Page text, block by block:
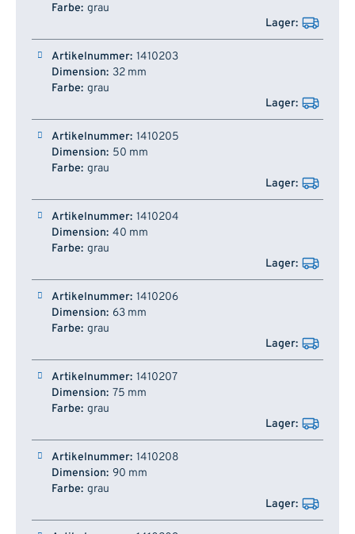
grau
1410203
32 mm
grau
1410205
50 mm
grau
1410204
40 mm
grau
1410206
63 mm
grau
1410207
75 mm
grau
1410208
90 mm
grau